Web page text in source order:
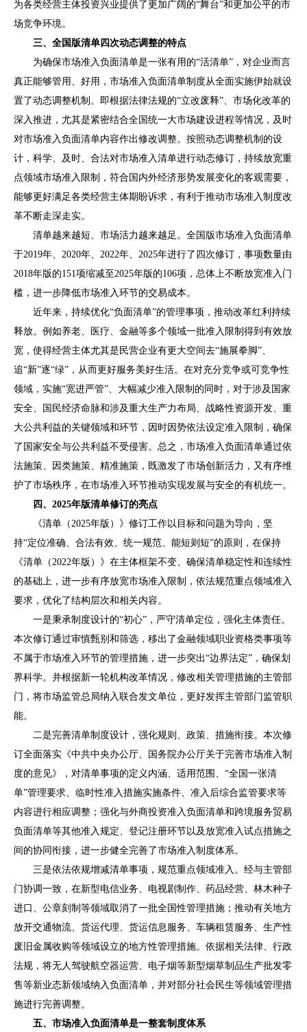
为各类经营主体投资兴业提供了更加广阔的“舞台”和更加公平的市
场竞争环境。
三、全国版清单四次动态调整的特点
为确保市场准入负面清单是一张有用的“活清单” ，对企业而言
真正能够管用、好用，市场准入负面清单制度从全面实施伊始就设
置了动态调整机制。即根据法律法规的“立改废释”、市场化改革的
深入推进，尤其是紧密结合全国统一大市场建设进程等情况，及时
对市场准入负面清单内容作出修改调整。按照动态调整机制的设
计，科学、及时、合法对市场准入清单进行动态修订，持续放宽重
点领域市场准入限制，符合国内外经济形势发展变化的客观需要，
能够更好满足各类经营主体期盼诉求，有利于推动市场准入制度改
革不断走深走实。
清单越来越短、市场活力越来越足。全国版市场准入负面清单
于2019年、 2020年、 2022年、 2025年进行了四次修订，事项数量由
2018年版的151项缩减至2025年版的106项，总体上不断放宽准入门
槛，进一步降低市场准入环节的交易成本。
近年来，持续优化“负面清单”的管理事项，推动改革红利持续
释放。例如养老、医疗、金融等多个领域一批准入限制得到有效放
宽，使得经营主体尤其是民营企业有更大空间去“施展拳脚”、
追“新”逐“绿” ，从而更好服务美好生活。在对充分竞争或可竞争性
领域，实施“宽进严管”、大幅减少准入限制的同时，对于涉及国家
安全、国民经济命脉和涉及重大生产力布局、战略性资源开发、重
大公共利益的关键领域和环节，因时因势依法设定准入限制，确保
了国家安全与公共利益不受侵害。总之，市场准入负面清单通过依
法施策、因类施策、精准施策，既激发了市场创新活力，又有序维
护了市场秩序，在市场准入环节推动实现发展与安全的有机统一。
四、 2025年版清单修订的亮点
《清单（2025年版）》修订工作以目标和问题为导向，坚
持“定位准确、合法有效、统一规范、能短则短”的原则，在保持
《清单（2022年版）》 在主体框架不变、确保清单稳定性和连续性
的基础上，进一步有序放宽市场准入限制，依法规范重点领域准入
要求，优化了结构层次和相关内容。
一是秉承制度设计的“初心” ，严守清单定位，强化主体责任。
本次修订通过审慎甄别和筛选，移出了金融领域职业资格类事项等
不属于市场准入环节的管理措施，进一步突出“边界法定” ，确保划
界科学。并根据新一轮机构改革情况，修改相关管理措施的主管部
门，将市场监管总局纳入联合发文单位，更好发挥主管部门监管职
能。
二是完善清单制度设计，强化规则、政策、措施衔接。本次修
订全面落实《中共中央办公厅、国务院办公厅关于完善市场准入制
度的意见》，对清单事项的定义内涵、适用范围、 “全国一张清
单”管理要求、临时性准入措施实施条件、准入后综合监管要求等
内容进行相应调整；强化与外商投资准入负面清单和跨境服务贸易
负面清单等其他准入规定、登记注册环节以及放宽准入试点措施之
间的协同衔接，进一步健全完善了市场准入制度体系。
三是依法依规增减清单事项，规范重点领域准入。经与主管部
门协调一致，在新型电信业务、电视剧制作、药品经营、林木种子
进口、公章刻制等领域取消了一批全国性管理措施；推动有关地方
放开交通物流、货运代理、货运信息服务、车辆租赁服务、生产性
废旧金属收购等领域设立的地方性管理措施。依据相关法律、行政
法规，将无人驾驶航空器运营、电子烟等新型烟草制品生产批发零
售等新业态新领域纳入负面清单，并对部分社会民生等领域管理措
施进行完善调整。
五、市场准入负面清单是一整套制度体系